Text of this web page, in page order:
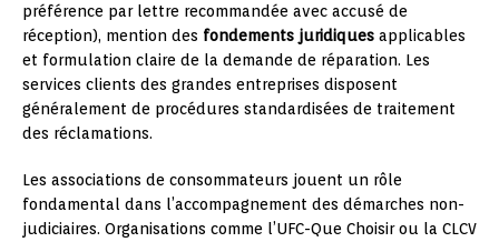
préférence par lettre recommandée avec accusé de
réception), mention des fondements juridiques applicables
et formulation claire de la demande de réparation. Les
services clients des grandes entreprises disposent
généralement de procédures standardisées de traitement
des réclamations.
Les associations de consommateurs jouent un rôle
fondamental dans l’accompagnement des démarches non-
judiciaires. Organisations comme l’UFC-Que Choisir ou la CLCV